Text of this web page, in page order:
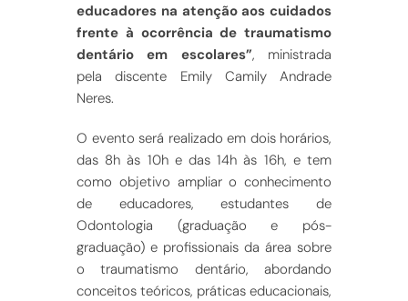
educadores na atenção aos cuidados
frente à ocorrência de traumatismo
dentário em escolares”, ministrada
pela discente Emily Camily Andrade
Neres.
O evento será realizado em dois horários,
das 8h às 10h e das 14h às 16h, e tem
como objetivo ampliar o conhecimento
de educadores, estudantes de
Odontologia (graduação e pós-
graduação) e profissionais da área sobre
o traumatismo dentário, abordando
conceitos teóricos, práticas educacionais,